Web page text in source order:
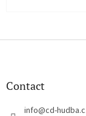
F
Contact
info@cd-